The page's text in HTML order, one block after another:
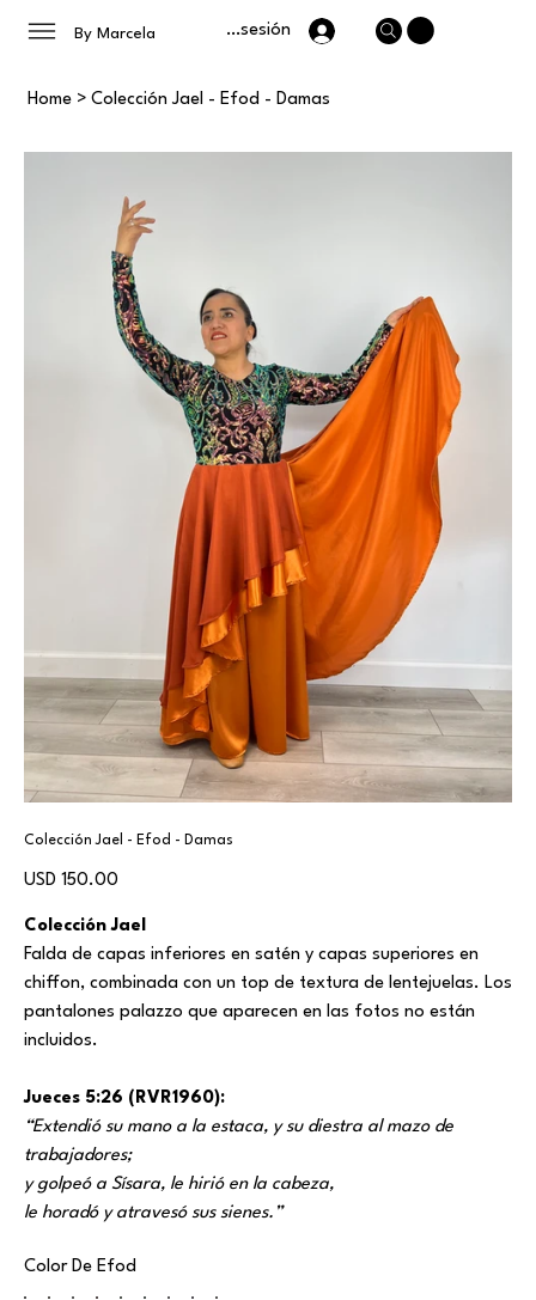
By Marcela Iniciar sesión
Home > Colección Jael - Efod - Damas
Colección Jael - Efod - Damas
Precio
USD 150.00
Colección Jael
Falda de capas inferiores en satén y capas superiores en
chiffon, combinada con un top de textura de lentejuelas. Los
pantalones palazzo que aparecen en las fotos no están
incluidos.
Jueces 5:26 (RVR1960):
“Extendió su mano a la estaca, y su diestra al mazo de
trabajadores;
y golpeó a Sísara, le hirió en la cabeza,
le horadó y atravesó sus sienes.”
Color De Efod